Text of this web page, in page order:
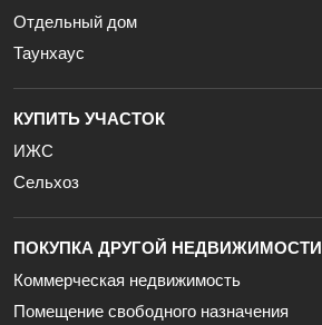
Отдельный дом
Таунхаус
КУПИТЬ УЧАСТОК
ИЖС
Сельхоз
ПОКУПКА ДРУГОЙ НЕДВИЖИМОСТИ
Коммерческая недвижимость
Помещение свободного назначения